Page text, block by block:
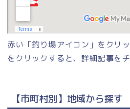
赤い「釣り場アイコン」をクリ
をクリックすると、詳細記事を
【市町村別】地域から探す